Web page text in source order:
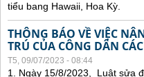
tiểu bang Hawaii, Hoa Kỳ.
THÔNG BÁO VỀ VIỆC
TRÚ CỦA CÔNG DÂN
T5, 09/07/2023 - 08:44
1. Ngày 15/8/2023, Luật sửa